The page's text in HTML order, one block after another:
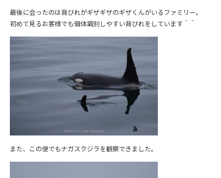
最後に会ったのは背びれがギザギザのギザくんがいるファミリー。
初めて見るお客様でも個体識別しやすい背びれをしています＾＾
また、この便でもナガスクジラを観察できました。